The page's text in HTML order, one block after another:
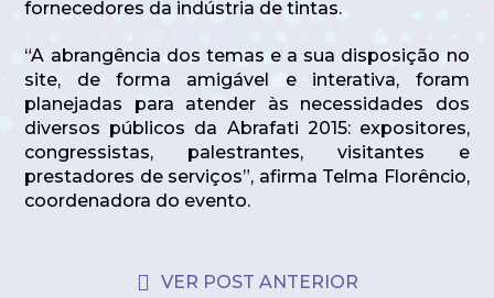
fornecedores da indústria de tintas.
“A abrangência dos temas e a sua disposição no
site, de forma amigável e interativa, foram
planejadas para atender às necessidades dos
diversos públicos da Abrafati 2015: expositores,
congressistas, palestrantes, visitantes e
prestadores de serviços”, afirma Telma Florêncio,
coordenadora do evento.
VER POST ANTERIOR